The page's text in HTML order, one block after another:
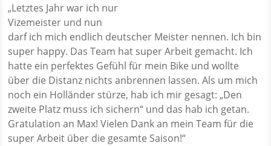
„Letztes Jahr war ich nur
Vizemeister und nun
darf ich mich endlich deutscher Meister nennen. Ich bin
super happy. Das Team hat super Arbeit gemacht. Ich
hatte ein perfektes Gefühl für mein Bike und wollte
über die Distanz nichts anbrennen lassen. Als um mich
noch ein Holländer stürze, hab ich mir gesagt: „Den
zweite Platz muss ich sichern“ und das hab ich getan.
Gratulation an Max! Vielen Dank an mein Team für die
super Arbeit über die gesamte Saison!“